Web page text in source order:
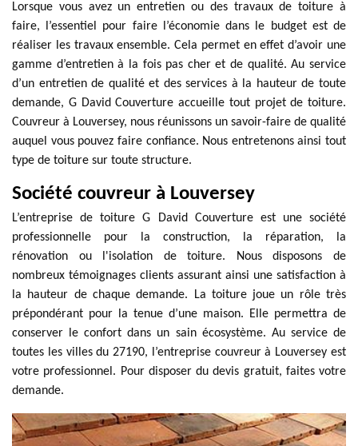
Lorsque vous avez un entretien ou des travaux de toiture à
faire, l’essentiel pour faire l’économie dans le budget est de
réaliser les travaux ensemble. Cela permet en effet d’avoir une
gamme d’entretien à la fois pas cher et de qualité. Au service
d’un entretien de qualité et des services à la hauteur de toute
demande, G David Couverture accueille tout projet de toiture.
Couvreur à Louversey, nous réunissons un savoir-faire de qualité
auquel vous pouvez faire confiance. Nous entretenons ainsi tout
type de toiture sur toute structure.
Société couvreur à Louversey
L’entreprise de toiture G David Couverture est une société
professionnelle pour la construction, la réparation, la
rénovation ou l'isolation de toiture. Nous disposons de
nombreux témoignages clients assurant ainsi une satisfaction à
la hauteur de chaque demande. La toiture joue un rôle très
prépondérant pour la tenue d’une maison. Elle permettra de
conserver le confort dans un sain écosystème. Au service de
toutes les villes du 27190, l’entreprise couvreur à Louversey est
votre professionnel. Pour disposer du devis gratuit, faites votre
demande.